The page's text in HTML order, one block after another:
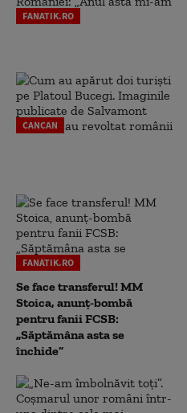
FANATIK.RO
CANCAN
FANATIK.RO
Se face transferul! MM
Stoica, anunț-bombă
pentru fanii FCSB:
„Săptămâna asta se
închide”